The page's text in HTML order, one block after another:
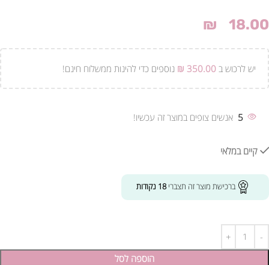
₪ 18.00
יש לרכוש ב ₪ 350.00 נוספים כדי להינות ממשלוח חינם!
5 אנשים צופים במוצר זה עכשיו!
קיים במלאי
ברכישת מוצר זה תצברי18 נקודות
הוספה לסל